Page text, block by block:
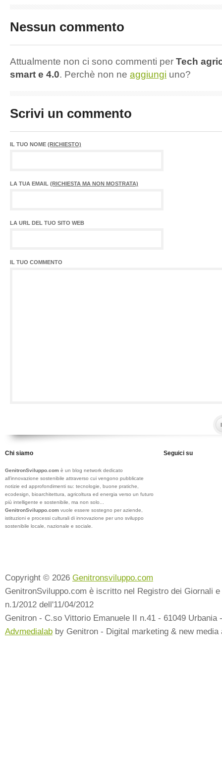
Nessun commento
Attualmente non ci sono commenti per Tech
smart e 4.0. Perchè non ne aggiungi uno?
Scrivi un commento
IL TUO NOME (RICHIESTO)
LA TUA EMAIL (RICHIESTA MA NON MOSTRATA)
LA URL DEL TUO SITO WEB
IL TUO COMMENTO
Chi siamo
GenitronSviluppo.com è un blog network dedicato
all’innovazione sostenibile attraverso cui vengono pubblicate
notizie ed approfondimenti su: tecnologie, buone pratiche,
ecodesign, bioarchitettura, agricoltura ed energia verso un futuro
più intelligente e sostenibile, ma non solo...
GenitronSviluppo.com vuole essere sostegno per aziende,
istituzioni e processi culturali di innovazione per uno sviluppo
sostenibile locale, nazionale e sociale.
Seguici su
Copyright © 2026 Genitronsviluppo.com
GenitronSviluppo.com è iscritto nel Registro dei Giornali
n.1/2012 dell'11/04/2012
Genitron - C.so Vittorio Emanuele II n.41 - 61049 Urbania
Advmedialab by Genitron - Digital marketing & new media